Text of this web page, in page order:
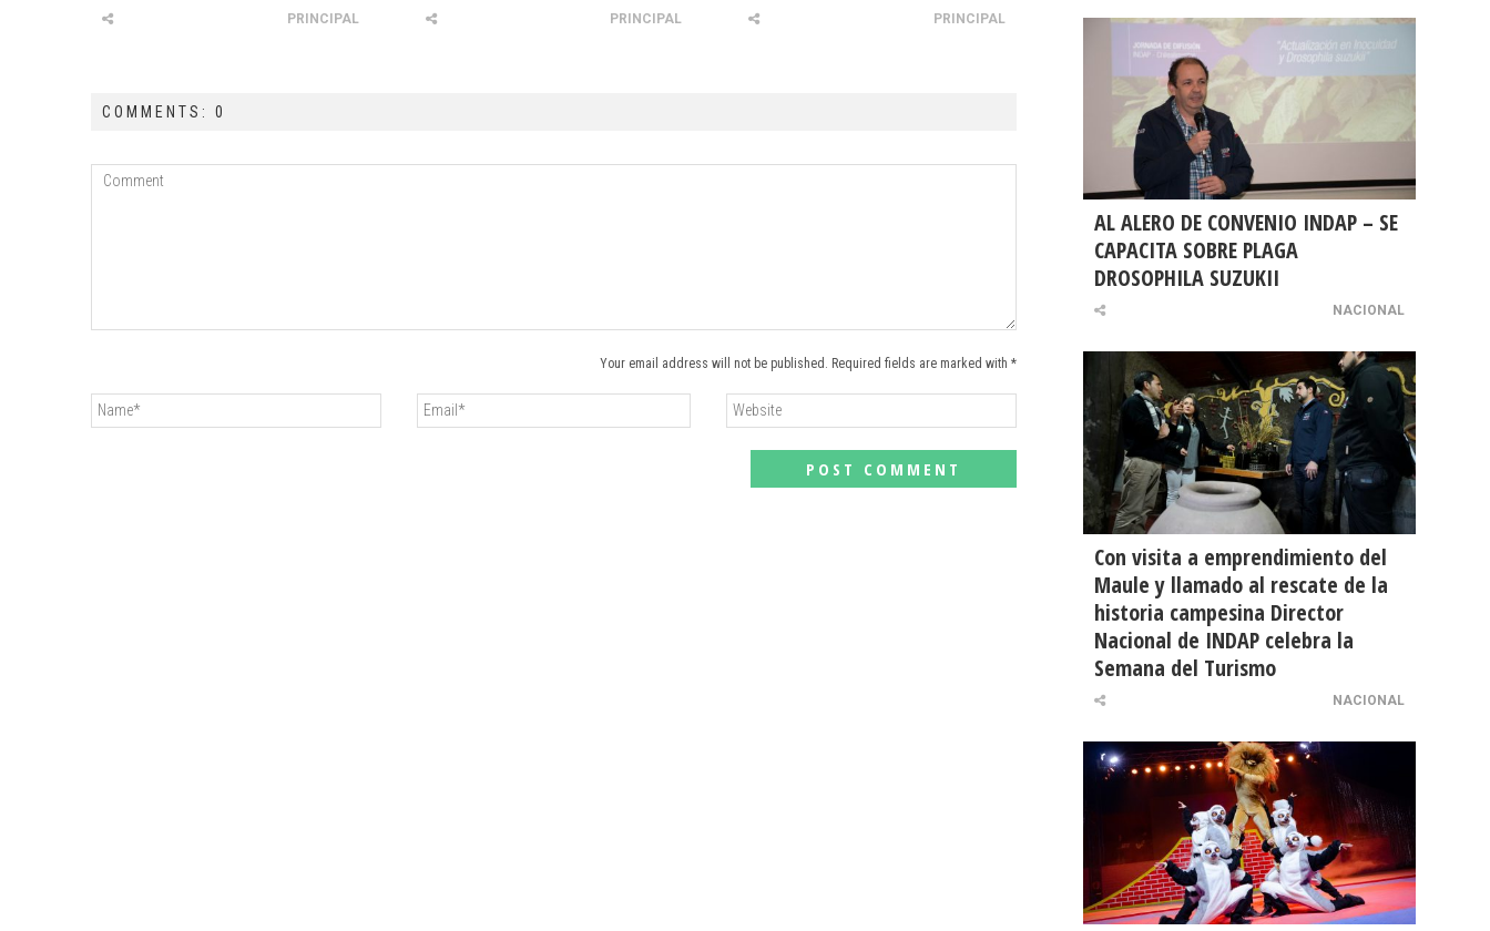
PRINCIPAL PRINCIPAL PRINCIPAL
COMMENTS: 0
Your email address will not be published. Required fields are marked with *
AL ALERO DE CONVENIO INDAP – SE
CAPACITA SOBRE PLAGA
DROSOPHILA SUZUKII
NACIONAL
Con visita a emprendimiento del
Maule y llamado al rescate de la
historia campesina Director
Nacional de INDAP celebra la
Semana del Turismo
NACIONAL